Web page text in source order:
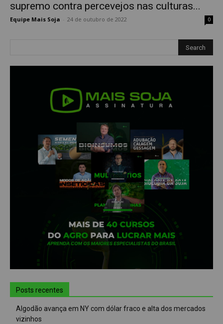
supremo contra percevejos nas culturas...
Equipe Mais Soja 24 de outubro de 2022 0
Posts recentes
Algodão avança em NY com dólar fraco e alta dos mercados
vizinhos